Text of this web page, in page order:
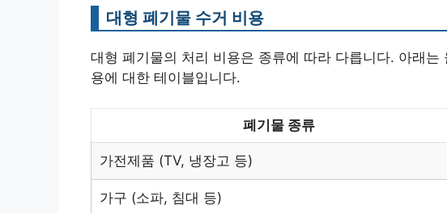
대형 폐기물 수거 비용
대형 폐기물의 처리 비용은 종류에 따라 다릅니다. 아래
용에 대한 테이블입니다.
폐기물 종류
가전제품 (TV, 냉장고 등)
가구 (소파, 침대 등)